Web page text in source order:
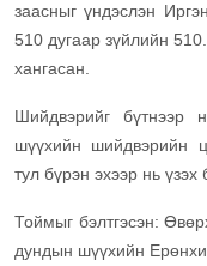
заасныг үндэслэн
510 дугаар зүйлийн
хангасан.
Шийдвэрийг бүтнээр
шүүхийн шийдвэрийн
тул бүрэн эхээр нь үзэх
Тоймыг бэлтгэсэн:
дундын шүүхийн